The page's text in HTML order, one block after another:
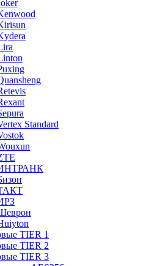
Standard
TIER 1
TIER 2
TIER 3